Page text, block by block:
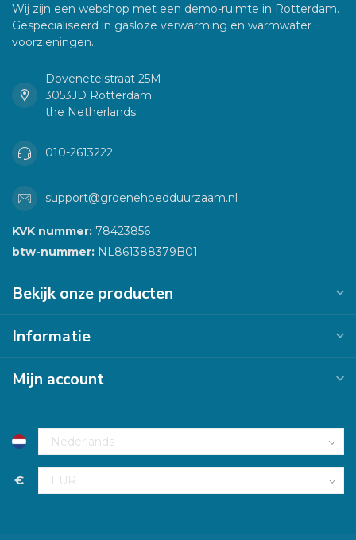
Wij zijn een webshop met een demo-ruimte in Rotterdam.
Gespecialiseerd in gasloze verwarming en warmwater
voorzieningen.
Dovenetelstraat 25M
3053JD Rotterdam
the Netherlands
010-2613222
support@groenehoedduurzaam.nl
KVK nummer: 78423856
btw-nummer: NL861388379B01
Bekijk onze producten
Informatie
Mijn account
€